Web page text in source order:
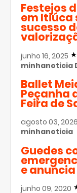
Festejos
em Itiúca
sucesso
junho 16, 2025
minhanoticia
Ballet
Peçanha
Feira de
agosto 03, 2026
minhanoticia
Guedes
e anuncia
junho 09, 2020